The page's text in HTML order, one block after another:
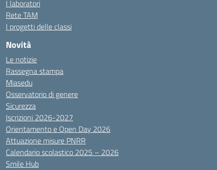
I laboratori
Rete TAM
I progetti delle classi
Novità
Le notizie
Rassegna stampa
Miasedu
Osservatorio di genere
Sicurezza
Iscrizioni 2026-2027
Orientamento e Open Day 2026
Attuazione misure PNRR
Calendario scolastico 2025 – 2026
Smile Hub